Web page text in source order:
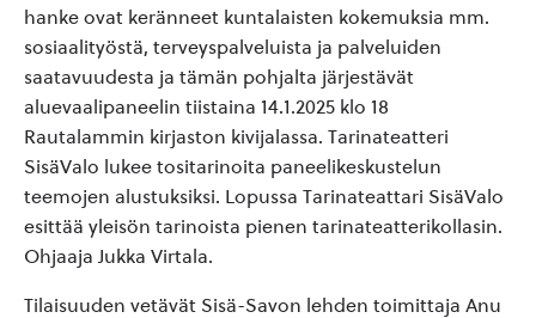
hanke ovat keränneet kuntalaisten kokemuksia mm.
sosiaalityöstä, terveyspalveluista ja palveluiden
saatavuudesta ja tämän pohjalta järjestävät
aluevaalipaneelin tiistaina 14.1.2025 klo 18
Rautalammin kirjaston kivijalassa. Tarinateatteri
SisäValo lukee tositarinoita paneelikeskustelun
teemojen alustuksiksi. Lopussa Tarinateattari SisäValo
esittää yleisön tarinoista pienen tarinateatterikollasin.
Ohjaaja Jukka Virtala.
Tilaisuuden vetävät Sisä-Savon lehden toimittaja Anu